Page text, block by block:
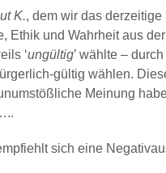
K., dem wir das
Ethik und Wahrheit aus
‘ungültig’ wählte –
gültig wählen.
Meinung
sich eine